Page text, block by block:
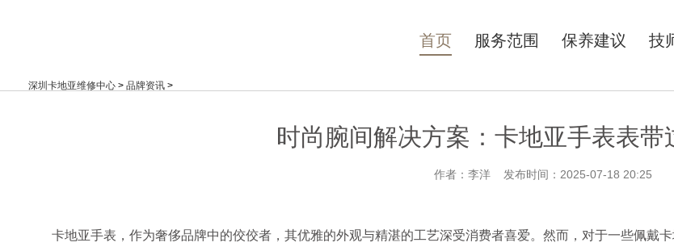
首页 服务范围 保养建议 技
深圳卡地亚维修中心 > 品牌资讯 >
时尚腕间解决方案：卡地亚手表表带
作者：李洋 发布时间：2025-07-18 20:25
卡地亚手表，作为奢侈品牌中的佼佼者，其优雅的外观与精湛的工艺深受消费者喜爱。然而，对于一些佩戴